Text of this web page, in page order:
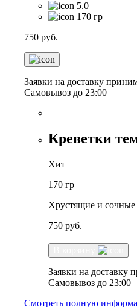
5.0
170 гр
750 руб.
Заявки на доставку
Самовывоз до 23:00
Креветки
Хит
170 гр
Хрустящие и сочные
750 руб.
Заявки на доставку
Самовывоз до 23:00
Смотреть полную